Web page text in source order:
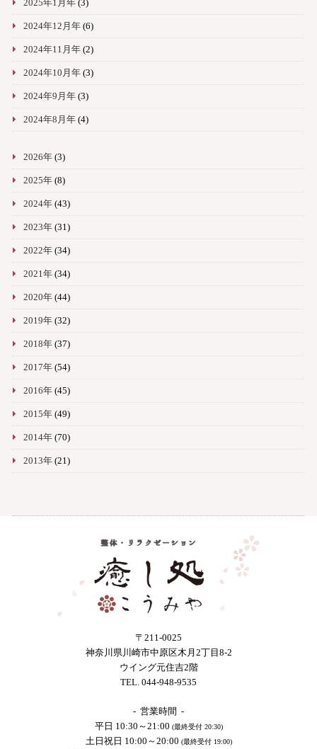
2025年1月年(3)
2024年12月年(6)
2024年11月年(2)
2024年10月年(3)
2024年9月年(3)
2024年8月年(4)
2026年(3)
2025年(8)
2024年(43)
2023年(31)
2022年(34)
2021年(34)
2020年(44)
2019年(32)
2018年(37)
2017年(54)
2016年(45)
2015年(49)
2014年(70)
2013年(21)
〒211-0025
神奈川県川崎市中原区木月2丁目8-2
ウイング元住吉2階
TEL. 044-948-9535
- 営業時間 -
平日 10:30～21:00 (最終受付 20:30)
土日祝日 10:00～20:00 (最終受付 19:00)